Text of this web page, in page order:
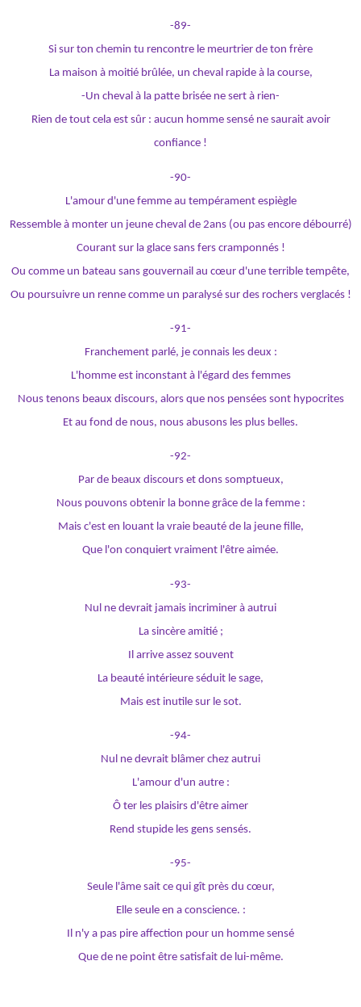
-89-
Si sur ton chemin tu rencontre le meurtrier de ton frère
La maison à moitié brûlée, un cheval rapide à la course,
-Un cheval à la patte brisée ne sert à rien-
Rien de tout cela est sûr : aucun homme sensé ne saurait avoir
confiance !
-90-
L'amour d'une femme au tempérament espiègle
Ressemble à monter un jeune cheval de 2ans (ou pas encore débourré)
Courant sur la glace sans fers cramponnés !
Ou comme un bateau sans gouvernail au cœur d'une terrible tempête,
Ou poursuivre un renne comme un paralysé sur des rochers verglacés !
-91-
Franchement parlé, je connais les deux :
L'homme est inconstant à l'égard des femmes
Nous tenons beaux discours, alors que nos pensées sont hypocrites
Et au fond de nous, nous abusons les plus belles.
-92-
Par de beaux discours et dons somptueux,
Nous pouvons obtenir la bonne grâce de la femme :
Mais c'est en louant la vraie beauté de la jeune fille,
Que l'on conquiert vraiment l'être aimée.
-93-
Nul ne devrait jamais incriminer à autrui
La sincère amitié ;
Il arrive assez souvent
La beauté intérieure séduit le sage,
Mais est inutile sur le sot.
-94-
Nul ne devrait blâmer chez autrui
L'amour d'un autre :
Ô ter les plaisirs d'être aimer
Rend stupide les gens sensés.
-95-
Seule l'âme sait ce qui gît près du cœur,
Elle seule en a conscience. :
Il n'y a pas pire affection pour un homme sensé
Que de ne point être satisfait de lui-même.